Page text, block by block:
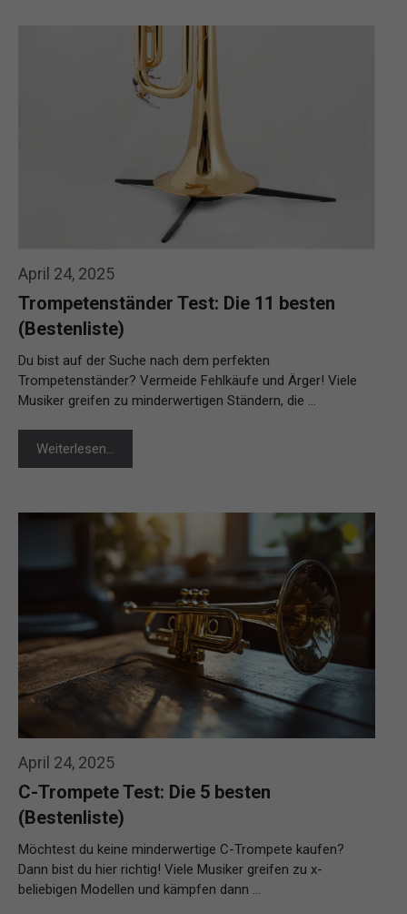
April 24, 2025
Trompetenständer Test: Die 11 besten
(Bestenliste)
Du bist auf der Suche nach dem perfekten
Trompetenständer? Vermeide Fehlkäufe und Ärger! Viele
Musiker greifen zu minderwertigen Ständern, die …
Weiterlesen…
April 24, 2025
C-Trompete Test: Die 5 besten
(Bestenliste)
Möchtest du keine minderwertige C-Trompete kaufen?
Dann bist du hier richtig! Viele Musiker greifen zu x-
beliebigen Modellen und kämpfen dann …